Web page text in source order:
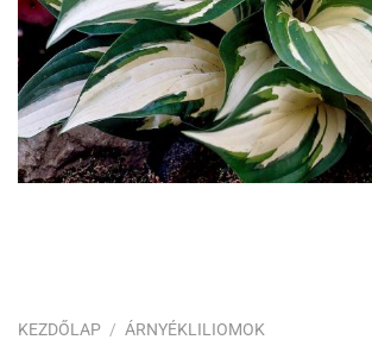
KEZDŐLAP / ÁRNYÉKLILIOMOK